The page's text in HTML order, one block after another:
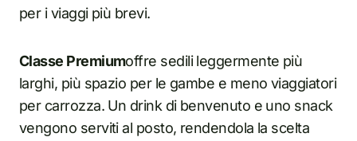
per i viaggi più brevi.
Classe Premiumoffre sedili leggermente più
larghi, più spazio per le gambe e meno viaggiatori
per carrozza. Un drink di benvenuto e uno snack
vengono serviti al posto, rendendola la scelta